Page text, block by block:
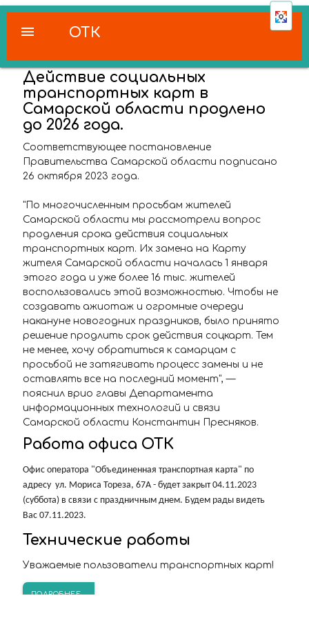
ОТК
menu
Действие социальных
транспортных карт в
Самарской области продлено
до 2026 года.
Соответствующее постановление
Правительства Самарской области подписано
26 октября 2023 года.
"По многочисленным просьбам жителей
Самарской области мы рассмотрели вопрос
продления срока действия социальных
транспортных карт. Их замена на Карту
жителя Самарской области началась 1 января
этого года и уже более 16 тыс. жителей
воспользовались этой возможностью. Чтобы не
создавать ажиотаж и огромные очереди
накануне новогодних праздников, было принято
решение продлить срок действия соцкарт. Тем
не менее, хочу обратиться к самарцам с
просьбой не затягивать процесс замены и не
оставлять все на последний момент", —
пояснил врио главы Департамента
информационных технологий и связи
Самарской области Константин Пресняков.
Работа офиса ОТК
Офис оператора "Объединенная транспортная карта" по
адресу ул. Мориса Тореза, 67А - будет закрыт 04.11.2023
(суббота) в связи с праздничным днем. Будем рады видеть
Вас 07.11.2023.
Технические работы
Уважаемые пользователи транспортных карт!
ПОДРОБНЕЕ...